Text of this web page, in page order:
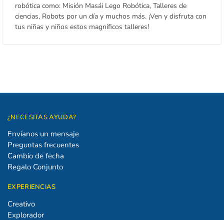
robótica como: Misión Masái Lego Robótica, Talleres de
ciencias, Robots por un día y muchos más. ¡Ven y disfruta con
tus niñas y niños estos magníficos talleres!
¿NECESITAS AYUDA?
Envíanos un mensaje
Preguntas frecuentes
Cambio de fecha
Regalo Conjunto
EXPERIENCIAS
Creativo
Explorador